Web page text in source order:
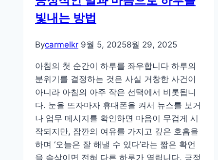
만
드
소
한
위
로
습
관
빛내는 방법
Bycarmelkr 9월 5, 20258월 29, 2025
아침의 첫 순간이 하루를 좌우합니다 하루의
분위기를 결정하는 것은 사실 거창한 사건이
아니라 아침의 아주 작은 선택에서 비롯됩니
다. 눈을 뜨자마자 휴대폰을 켜서 뉴스를 보거
나 업무 메시지를 확인하면 마음이 무겁게 시
작되지만, 잠깐의 여유를 가지고 깊은 호흡을
하며 ‘오늘은 잘 해낼 수 있다’라는 짧은 확언
을 속삭이면 전혀 다른 하루가 열립니다. 긍정